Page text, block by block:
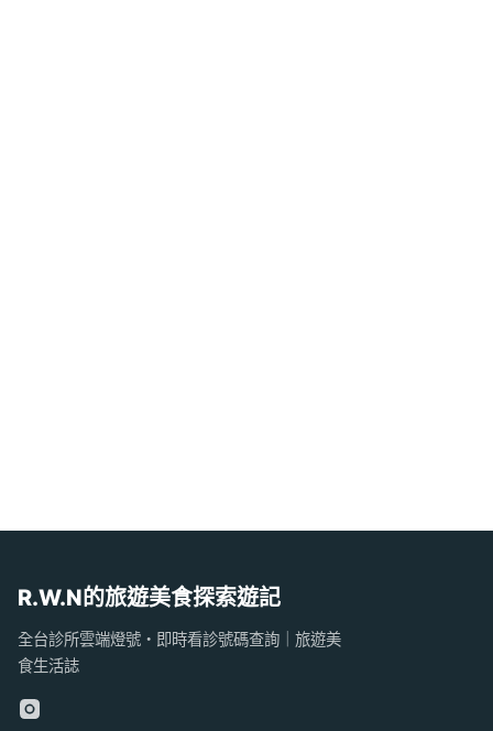
R.W.N的旅遊美食探索遊記
全台診所雲端燈號・即時看診號碼查詢｜旅遊美
食生活誌